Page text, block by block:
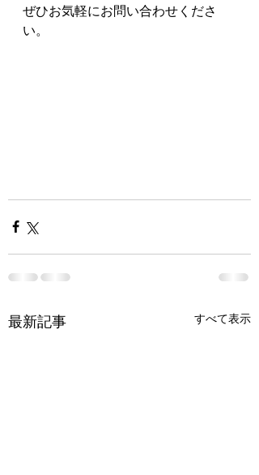
ぜひお気軽にお問い合わせくださ
い。
最新記事 すべて表示